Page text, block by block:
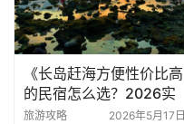
《长岛赶海方便性价比高
的民宿怎么选？2026实
测攻略，附真实点位和工
旅游攻略 2026年5月17日